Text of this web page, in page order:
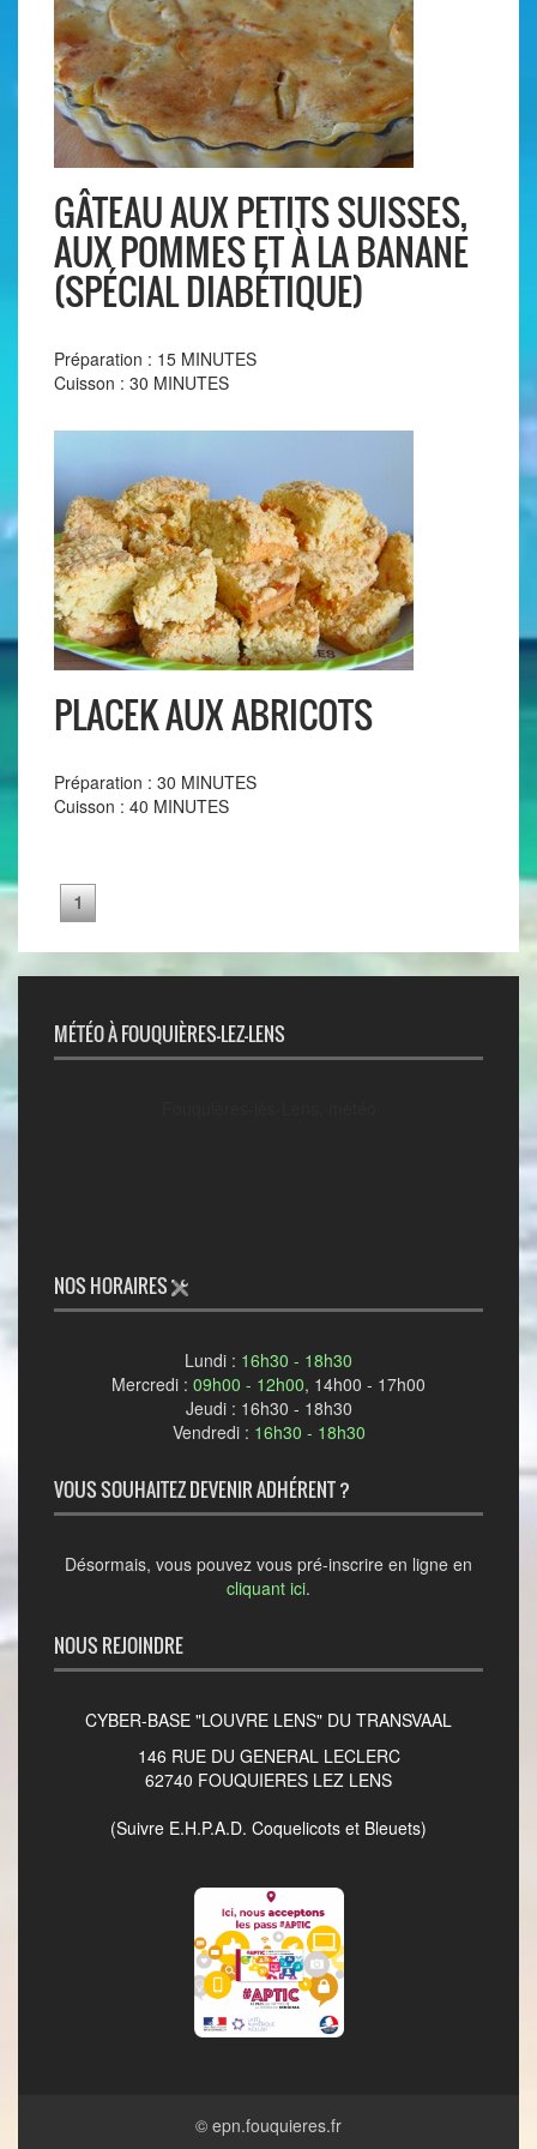
GÂTEAU AUX PETITS SUISSES,
AUX POMMES ET À LA BANANE
(SPÉCIAL DIABÉTIQUE)
Préparation : 15 MINUTES
Cuisson : 30 MINUTES
PLACEK AUX ABRICOTS
Préparation : 30 MINUTES
Cuisson : 40 MINUTES
1
MÉTÉO À FOUQUIÈRES-LEZ-LENS
NOS HORAIRES
Lundi : 16h30 - 18h30
Mercredi : 09h00 - 12h00, 14h00 - 17h00
Jeudi : 16h30 - 18h30
Vendredi : 16h30 - 18h30
VOUS SOUHAITEZ DEVENIR ADHÉRENT ?
Désormais, vous pouvez vous pré-inscrire en ligne en
cliquant ici.
NOUS REJOINDRE
CYBER-BASE "LOUVRE LENS" DU TRANSVAAL
146 RUE DU GENERAL LECLERC
62740 FOUQUIERES LEZ LENS
(Suivre E.H.P.A.D. Coquelicots et Bleuets)
© epn.fouquieres.fr